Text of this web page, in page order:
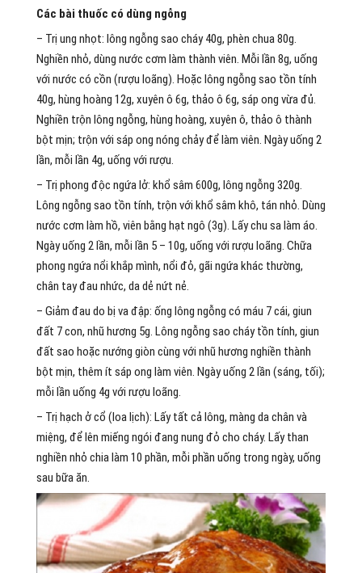
Các bài thuốc có dùng ngỗng
– Trị ung nhọt: lông ngỗng sao cháy 40g, phèn chua 80g.
Nghiền nhỏ, dùng nước cơm làm thành viên. Mỗi lần 8g, uống
với nước có cồn (rượu loãng). Hoặc lông ngỗng sao tồn tính
40g, hùng hoàng 12g, xuyên ô 6g, thảo ô 6g, sáp ong vừa đủ.
Nghiền trộn lông ngỗng, hùng hoàng, xuyên ô, thảo ô thành
bột mịn; trộn với sáp ong nóng chảy để làm viên. Ngày uống 2
lần, mỗi lần 4g, uống với rượu.
– Trị phong độc ngứa lở: khổ sâm 600g, lông ngỗng 320g.
Lông ngỗng sao tồn tính, trộn với khổ sâm khô, tán nhỏ. Dùng
nước cơm làm hồ, viên bằng hạt ngô (3g). Lấy chu sa làm áo.
Ngày uống 2 lần, mỗi lần 5 – 10g, uống với rượu loãng. Chữa
phong ngứa nổi khắp mình, nổi đỏ, gãi ngứa khác thường,
chân tay đau nhức, da dẻ nứt nẻ.
– Giảm đau do bị va đập: ống lông ngỗng có máu 7 cái, giun
đất 7 con, nhũ hương 5g. Lông ngỗng sao cháy tồn tính, giun
đất sao hoặc nướng giòn cùng với nhũ hương nghiền thành
bột mịn, thêm ít sáp ong làm viên. Ngày uống 2 lần (sáng, tối);
mỗi lần uống 4g với rượu loãng.
– Trị hạch ở cổ (loa lịch): Lấy tất cả lông, màng da chân và
miệng, để lên miếng ngói đang nung đỏ cho cháy. Lấy than
nghiền nhỏ chia làm 10 phần, mỗi phần uống trong ngày, uống
sau bữa ăn.